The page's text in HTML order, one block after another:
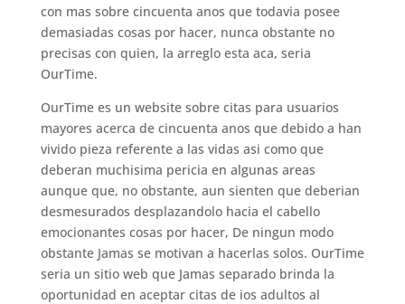
con mas sobre cincuenta anos que todavia posee
demasiadas cosas por hacer, nunca obstante no
precisas con quien, la arreglo esta aca, seri­a
OurTime.
OurTime es un website sobre citas para usuarios
mayores acerca de cincuenta anos que debido a han
vivido pieza referente a las vidas asi­ como que
deberan muchisima pericia en algunas areas
aunque que, no obstante, aun sienten que deberi­an
desmesurados desplazandolo hacia el cabello
emocionantes cosas por hacer, De ningun modo
obstante Jamas se motivan a hacerlas solos. OurTime
seri­a un sitio web que Jamas separado brinda la
oportunidad en aceptar citas de ios adultos al